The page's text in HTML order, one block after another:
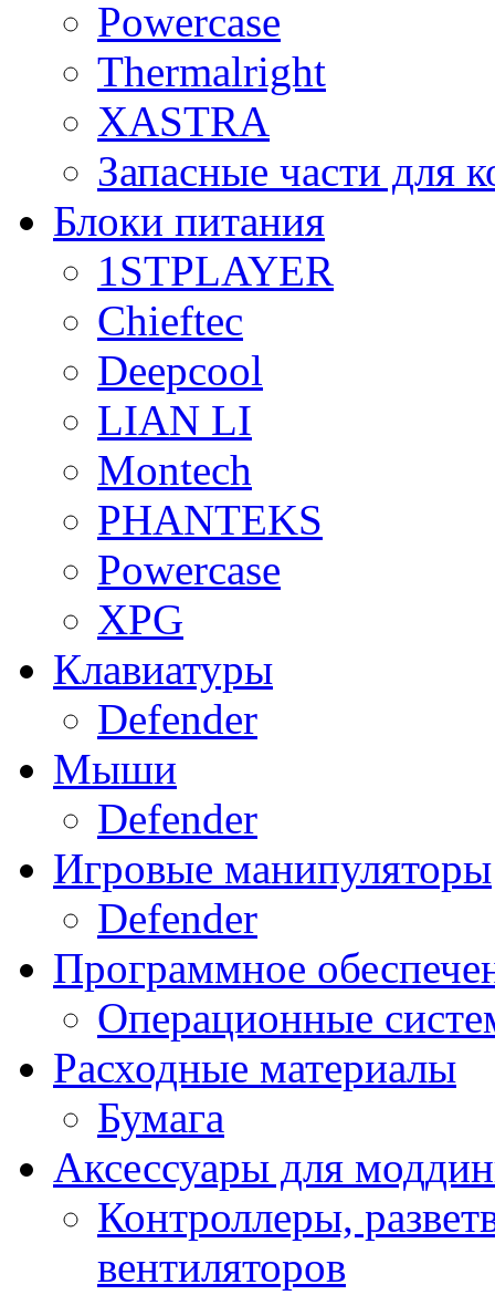
Powercase
Thermalright
XASTRA
Запасные части для
Блоки питания
1STPLAYER
Chieftec
Deepcool
LIAN LI
Montech
PHANTEKS
Powercase
XPG
Клавиатуры
Defender
Мыши
Defender
Игровые манипуляторы
Defender
Программное
Операционные
Расходные материалы
Бумага
Аксессуары для
Контроллеры,
вентиляторов